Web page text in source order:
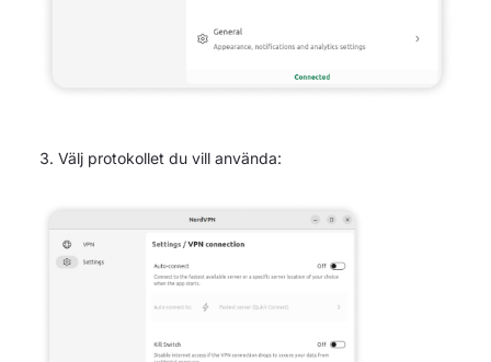
Välj protokollet du vill använda: